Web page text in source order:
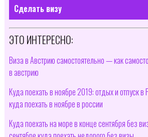
Сделать визу
ЭТО ИНТЕРЕСНО:
Виза в Австрию самостоятельно — как
в австрию
Куда поехать в ноябре 2019: отдых и отпуск
куда поехать в ноябре в россии
Куда поехать на море в конце сентября без